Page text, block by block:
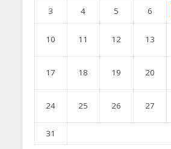
3 4 5 6
10 11 12 13
17 18 19 20
24 25 26 27
31